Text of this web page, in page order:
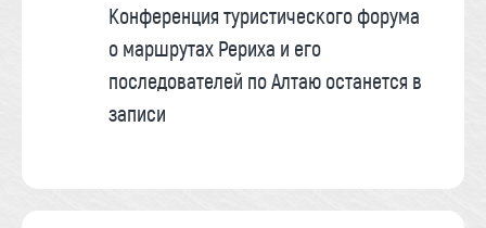
Конференция туристического форума
о маршрутах Рериха и его
последователей по Алтаю останется в
записи